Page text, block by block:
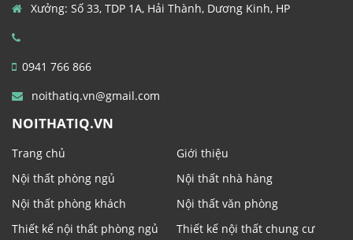
Xưởng: Số 33, TDP 1A, Hải Thành, Dương Kinh, HP
0941 766 866
noithatiq.vn@gmail.com
NOITHATIQ.VN
Trang chủ
Giới thiệu
Nội thất phòng ngủ
Nội thất nhà hàng
Nội thất phòng khách
Nội thất văn phòng
Thiết kế nội thất phòng ngủ
Thiết kế nội thất chung cư